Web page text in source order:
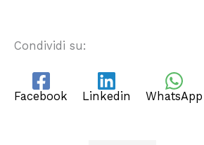
Condividi su:
Facebook Linkedin WhatsApp